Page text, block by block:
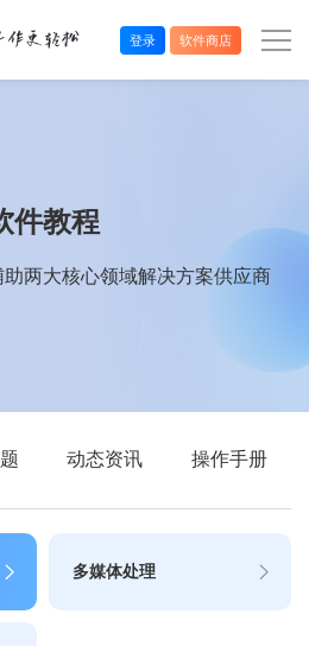
登录 软件商店
件教程
两大核心领域解决方案供应商
动态资讯 操作手册
多媒体处理